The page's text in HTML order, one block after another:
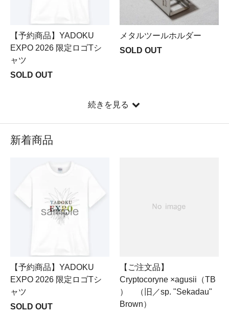
【予約商品】YADOKU
EXPO 2026 限定ロゴTシ
ャツ
SOLD OUT
メタルツールホルダー
SOLD OUT
続きを見る
新着商品
【予約商品】YADOKU
EXPO 2026 限定ロゴTシ
ャツ
SOLD OUT
【ご注文品】
Cryptocoryne ×agusii（TB
） （旧／sp. "Sekadau"
Brown）